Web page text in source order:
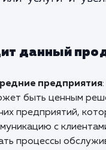
принять вызов